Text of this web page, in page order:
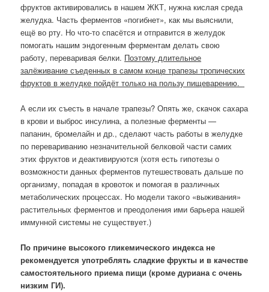
фруктов активировались в нашем ЖКТ, нужна кислая среда
желудка. Часть ферментов «погибнет», как мы выяснили,
ещё во рту. Но что-то спасётся и отправится в желудок
помогать нашим эндогенным ферментам делать свою
работу, переваривая белки. Поэтому длительное
залёживание съеденных в самом конце трапезы тропических
фруктов в желудке пойдёт только на пользу пищеварению.
А если их съесть в начале трапезы? Опять же, скачок сахара
в крови и выброс инсулина, а полезные ферменты —
папанин, бромелайн и др., сделают часть работы в желудке
по перевариванию незначительной белковой части самих
этих фруктов и деактивируются (хотя есть гипотезы о
возможности данных ферментов путешествовать дальше по
организму, попадая в кровоток и помогая в различных
метаболических процессах. Но модели такого «выживания»
растительных ферментов и преодоления ими барьера нашей
иммунной системы не существует.)
По причине высокого гликемического индекса не
рекомендуется употреблять сладкие фрукты и в качестве
самостоятельного приема пищи (кроме дуриана с очень
низким ГИ).